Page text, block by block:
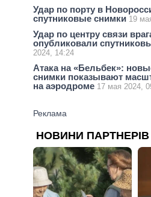
Удар по порту в
спутниковые снимки 19
Удар по центру связи
опубликовали
2024, 14:24
Атака на «Бельбек»:
снимки показывают
на аэродроме 17 мая 2024,